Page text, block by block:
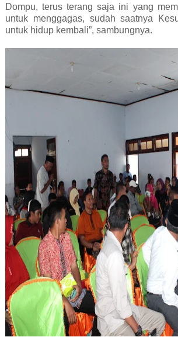
Dompu, terus terang saja ini yang
untuk menggagas, sudah saatnya
untuk hidup kembali”, sambungnya.